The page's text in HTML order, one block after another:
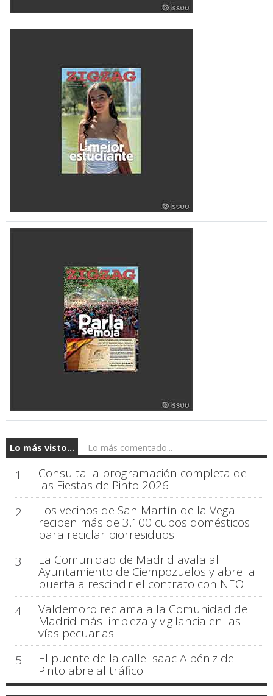
Lo más visto... Lo más comentado...
1 Consulta la programación completa de
las Fiestas de Pinto 2026
2
Los vecinos de San Martín de la Vega
reciben más de 3.100 cubos domésticos
para reciclar biorresiduos
3
La Comunidad de Madrid avala al
Ayuntamiento de Ciempozuelos y abre la
puerta a rescindir el contrato con NEO
4
Valdemoro reclama a la Comunidad de
Madrid más limpieza y vigilancia en las
vías pecuarias
5
El puente de la calle Isaac Albéniz de
Pinto abre al tráfico